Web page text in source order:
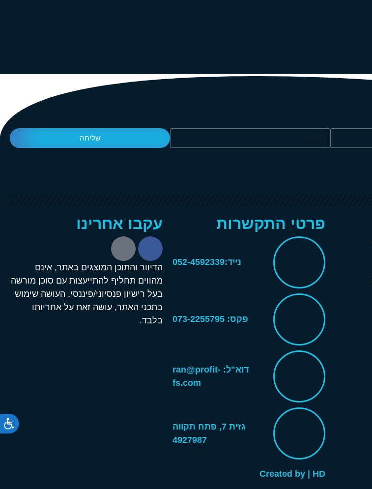
שליחה
פרטי התקשרות
נייד:052-4592339
פקס: 073-2255795
דוא"ל: ran@profit-
fs.com
גזית 7, פתח תקווה
4927987
עקבו אחרינו
הדיוור והתוכן המוצגים באתר, אינם
מהווים תחליף להתייעצות עם סוכן מורשה
בעל רישיון פנסיוני/פיננסי. העושה שימוש
בתכני האתר, עושה זאת על אחריותו
בלבד.
Created by | HD